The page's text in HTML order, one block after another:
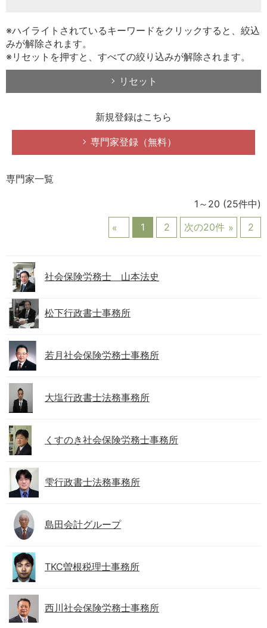
※ハイライトされているキーワードをクリックすると、絞込
みが解除されます。
※リセットを押すと、すべての絞り込みが解除されます。
リセット
新規登録はこちら
専門家登録（無料）
専門家一覧
1～20 (25件中)
1
2 次の20件 2
社会保険労務士 山本法史
松下行政書士事務所
若月社会保険労務士事務所
大塩行政書士法務事務所
くすのき社会保険労務士事務所
雫行政書士法務事務所
島田会計グループ
TKC曽根税理士事務所
西川社会保険労務士事務所